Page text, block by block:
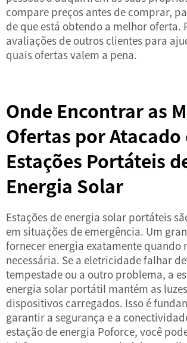
compare preços antes de comprar,
de que está obtendo a melhor oferta.
avaliações de outros clientes para
quais ofertas valem a pena.
Onde Encontrar as
Ofertas por Atacado
Estações Portáteis
Energia Solar
Estações de energia solar portáteis
em situações de emergência. Um
fornecer energia exatamente quando
necessária. Se a eletricidade falhar
tempestade ou a outro problema, a
energia solar portátil mantém as
dispositivos carregados. Isso é
garantir a segurança e a
estação de energia Poforce, você